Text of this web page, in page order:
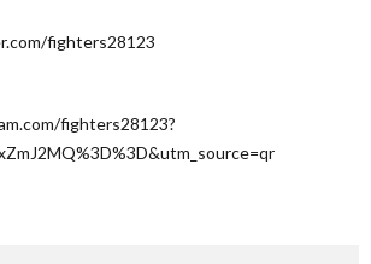
fighters28123
fighters28123?